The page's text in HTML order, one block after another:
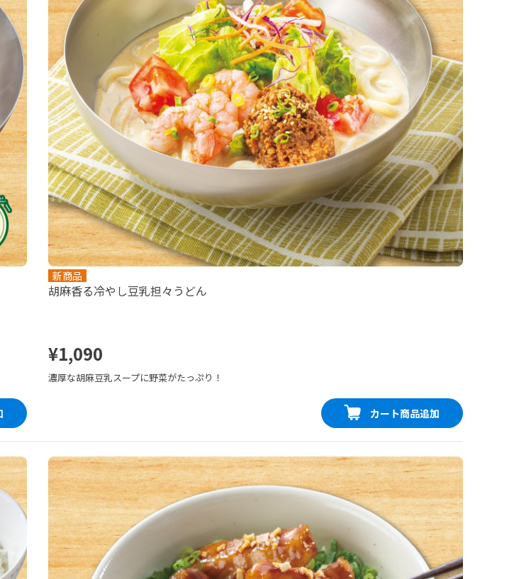
新商品
胡麻香る冷やし豆乳担々うどん
¥1,090
濃厚な胡麻豆乳スープに野菜がたっぷり！
カート商品追加